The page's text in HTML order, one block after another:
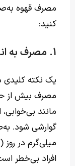
مصرف قهوه
کنید:
1. مصرف به اندازه
یک نکته کلیدی
مصرف بیش از
مانند
افراد بی‌خطر